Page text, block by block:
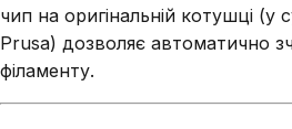
чип на оригінальній котушці (у
Prusa) дозволяє автоматично
філаменту.